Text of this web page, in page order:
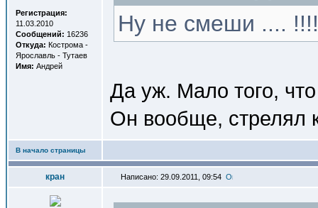
Регистрация:
11.03.2010
Сообщений: 16236
Откуда: Кострома -
Ярославль - Тутаев
Имя: Андрей
Ну не смеши ....
Да уж. Мало того,
Он вообще, стрелял
В начало страницы
кран Написано: 29.09.2011, 09:54